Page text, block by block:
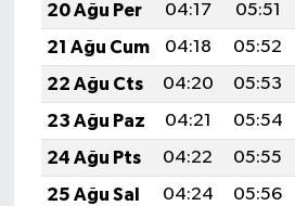
20 Ağu Per
04:17 05:51
21 Ağu Cum
04:18 05:52
22 Ağu Cts
04:20 05:53
23 Ağu Paz
04:21 05:54
24 Ağu Pts
04:22 05:55
25 Ağu Sal
04:24 05:56